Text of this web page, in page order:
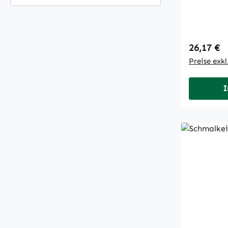
26,17 €
Preise